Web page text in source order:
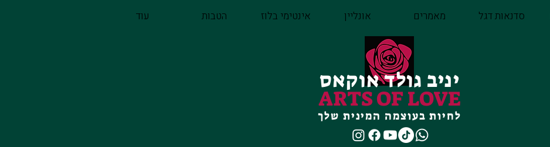
סדנאות דגל מאמרים אונליין אינטימי בלוז הטבות עוד
יניב גולד אוקאס
ARTS OF LOVE
לחיות בעוצמה המינית שלך